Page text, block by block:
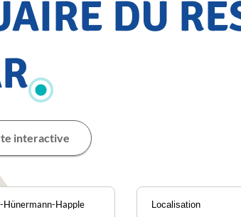
DU
interactive
Localisation